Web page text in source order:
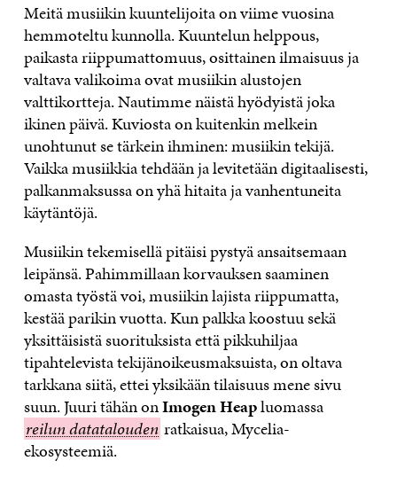
Meitä musiikin kuuntelijoita on viime vuosina
hemmoteltu kunnolla. Kuuntelun helppous,
paikasta riippumattomuus, osittainen ilmaisuus ja
valtava valikoima ovat musiikin alustojen
valttikortteja. Nautimme näistä hyödyistä joka
ikinen päivä. Kuviosta on kuitenkin melkein
unohtunut se tärkein ihminen: musiikin tekijä.
Vaikka musiikkia tehdään ja levitetään digitaalisesti,
palkanmaksussa on yhä hitaita ja vanhentuneita
käytäntöjä.
Musiikin tekemisellä pitäisi pystyä ansaitsemaan
leipänsä. Pahimmillaan korvauksen saaminen
omasta työstä voi, musiikin lajista riippumatta,
kestää parikin vuotta. Kun palkka koostuu sekä
yksittäisistä suorituksista että pikkuhiljaa
tipahtelevista tekijänoikeusmaksuista, on oltava
tarkkana siitä, ettei yksikään tilaisuus mene sivu
suun. Juuri tähän onImogen Heapluomassareilun
reilun datatalouden ratkaisua, Mycelia-
ekosysteemiä.